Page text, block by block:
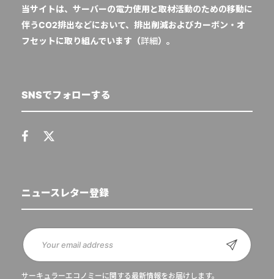
当サイトは、サーバーの電力使用と取材活動のための移動に
伴うCO2排出などにおいて、排出削減およびカーボン・オ
フセットに取り組んでいます（詳細）。
SNSでフォローする
ニュースレター登録
サーキュラーエコノミーに関する最新情報をお届けします。